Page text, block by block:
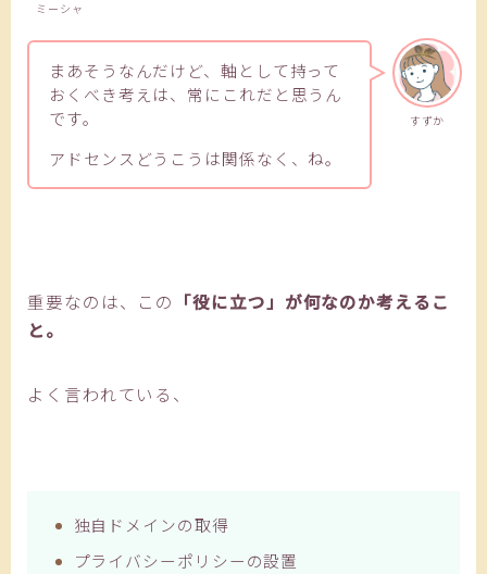
ミーシャ
すずか
まあそうなんだけど、軸として持って
おくべき考えは、常にこれだと思うん
です。
アドセンスどうこうは関係なく、ね。
重要なのは、この 「役に立つ」が何なのか考えるこ
と。
よく言われている、
独自ドメインの取得
プライバシーポリシーの設置